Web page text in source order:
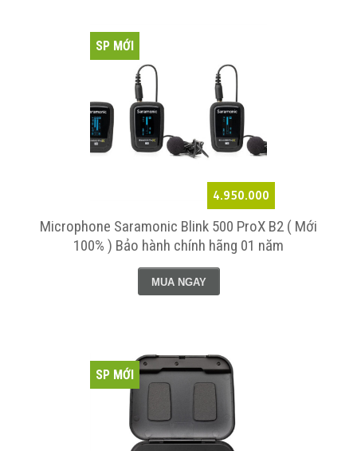
4.950.000
SP MỚI
Microphone Saramonic Blink 500 ProX B2 ( Mới
100% ) Bảo hành chính hãng 01 năm
MUA NGAY
SP MỚI